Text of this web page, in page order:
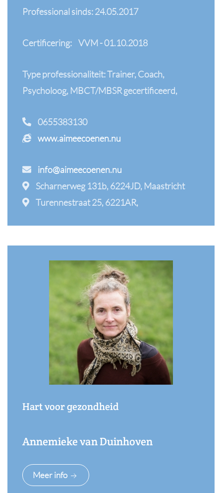
Professional sinds: 24.05.2017
Certificering: VVM - 01.10.2018
Type professionaliteit: Trainer, Coach,
Psycholoog, MBCT/MBSR gecertificeerd,
0655383130
www.aimeecoenen.nu
info@aimeecoenen.nu
Scharnerweg 131b, 6224JD, Maastricht
Turennestraat 25, 6221AR,
Hart voor gezondheid
Annemieke van Duinhoven
Meer info